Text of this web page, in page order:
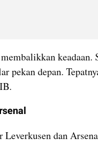
keadaan.
pekan depan.
Leverkusen dan